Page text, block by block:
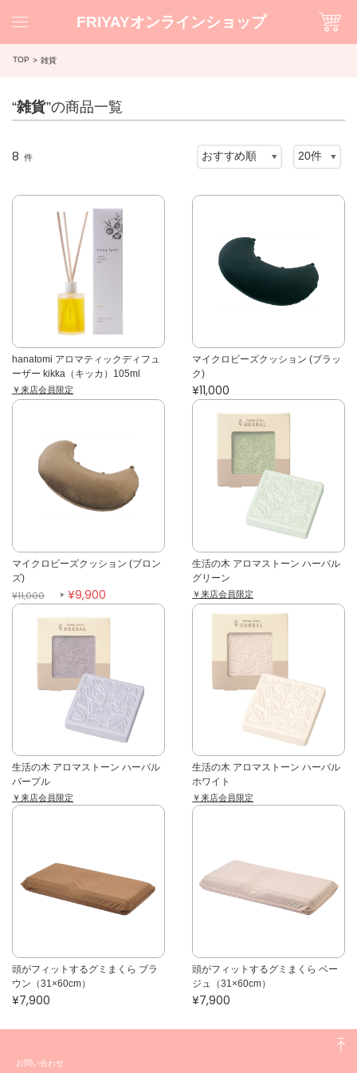
FRIYAYオンラインショップ
TOP 雑貨
“雑貨”の商品一覧
8 件
hanatomi アロマティックディフュ
ーザー kikka（キッカ）105ml
￥来店会員限定
マイクロビーズクッション (ブラッ
ク)
¥11,000
マイクロビーズクッション (ブロン
ズ)
¥11,000 ¥9,900
生活の木 アロマストーン ハーバル
グリーン
￥来店会員限定
生活の木 アロマストーン ハーバル
パープル
￥来店会員限定
生活の木 アロマストーン ハーバル
ホワイト
￥来店会員限定
頭がフィットするグミまくら ブラ
ウン（31×60cm）
¥7,900
頭がフィットするグミまくら ベー
ジュ（31×60cm）
¥7,900
お問い合わせ